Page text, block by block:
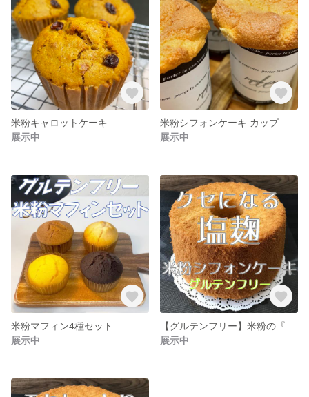
米粉キャロットケーキ
展示中
米粉シフォンケーキ カップ
展示中
米粉マフィン4種セット
展示中
展示中